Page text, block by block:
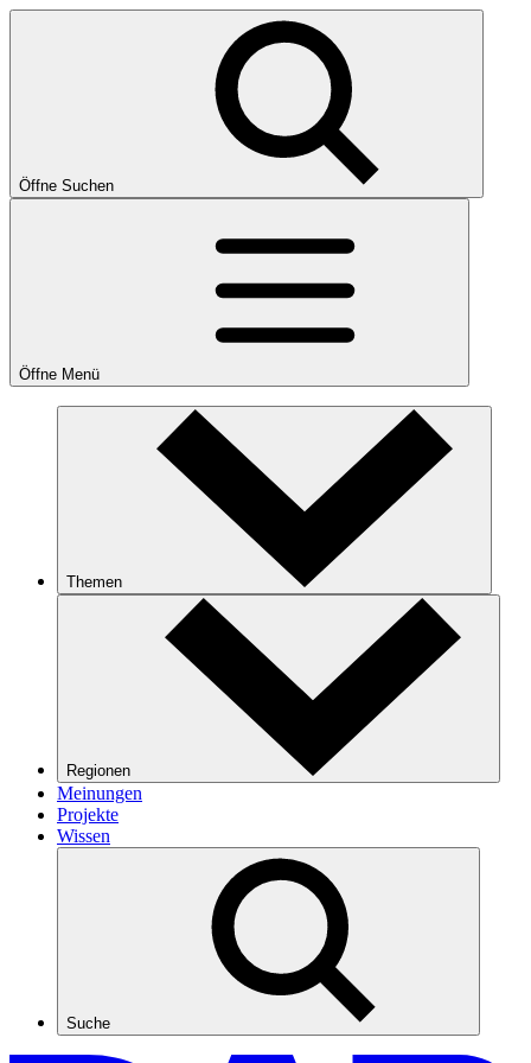
Öffne Suchen
Öffne Menü
Themen
Regionen
Meinungen
Projekte
Wissen
Suche